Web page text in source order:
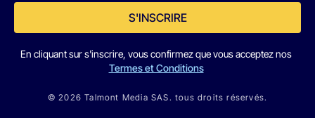
S'INSCRIRE
En cliquant sur s'inscrire, vous confirmez que vous acceptez nos
Termes et Conditions
© 2026 Talmont Media SAS. tous droits réservés.